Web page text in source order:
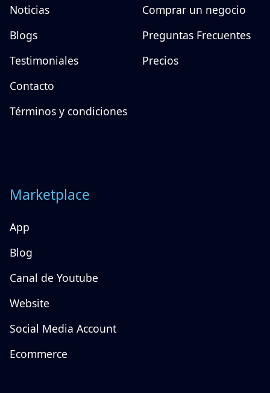
Noticias
Blogs
Testimoniales
Contacto
Términos y condiciones
Comprar un negocio
Preguntas Frecuentes
Precios
Marketplace
App
Blog
Canal de Youtube
Website
Social Media Account
Ecommerce